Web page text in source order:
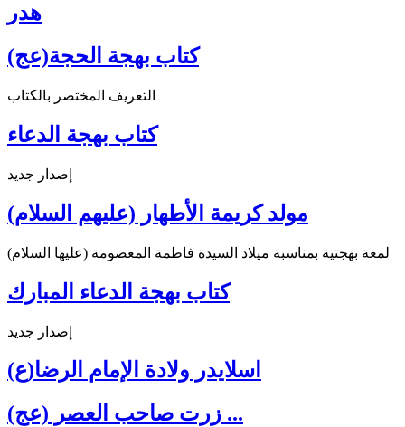
هدر
كتاب بهجة الحجة(عج)
التعريف المختصر بالكتاب
كتاب بهجة الدعاء
إصدار جديد
مولد كريمة الأطهار (عليهم السلام)
لمعة بهجتية بمناسبة ميلاد السيدة فاطمة المعصومة (عليها السلام)
كتاب بهجة الدعاء المبارك
إصدار جديد
اسلايدر ولادة الإمام الرضا(ع)
زرت صاحب العصر (عج) ...